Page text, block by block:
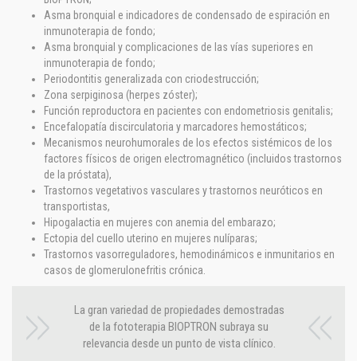
Asma bronquial e indicadores de condensado de espiración en
inmunoterapia de fondo;
Asma bronquial y complicaciones de las vías superiores en
inmunoterapia de fondo;
Periodontitis generalizada con criodestrucción;
Zona serpiginosa (herpes zóster);
Función reproductora en pacientes con endometriosis genitalis;
Encefalopatía discirculatoria y marcadores hemostáticos;
Mecanismos neurohumorales de los efectos sistémicos de los
factores físicos de origen electromagnético (incluidos trastornos
de la próstata),
Trastornos vegetativos vasculares y trastornos neuróticos en
transportistas,
Hipogalactia en mujeres con anemia del embarazo;
Ectopia del cuello uterino en mujeres nulíparas;
Trastornos vasorreguladores, hemodinámicos e inmunitarios en
casos de glomerulonefritis crónica.
La gran variedad de propiedades demostradas
de la fototerapia BIOPTRON subraya su
relevancia desde un punto de vista clínico.